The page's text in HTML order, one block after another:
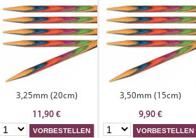
3,25mm (20cm)
11,90 €
3,50mm (15cm)
9,90 €